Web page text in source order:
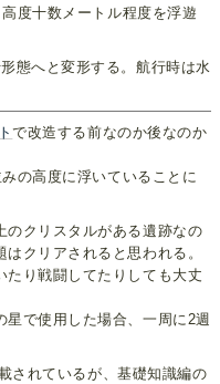
度十数メートル程度を浮遊
態へと変形する。航行時は水
で改造する前なのか後なのか
の高度に浮いていることに
のクリスタルがある遺跡なの
クリアされると思われる。
たり戦闘してたりしても大丈
で使用した場合、一周に2週
されているが、基礎知識編の